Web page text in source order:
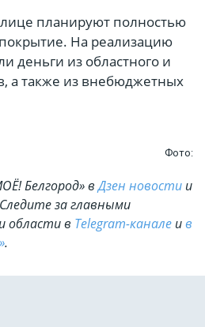
планируют полностью
На реализацию
деньги из областного и
а также из внебюджетных
Фото:
Белгород» вДзен новости и
за главными
области в Telegram-канале ив
.